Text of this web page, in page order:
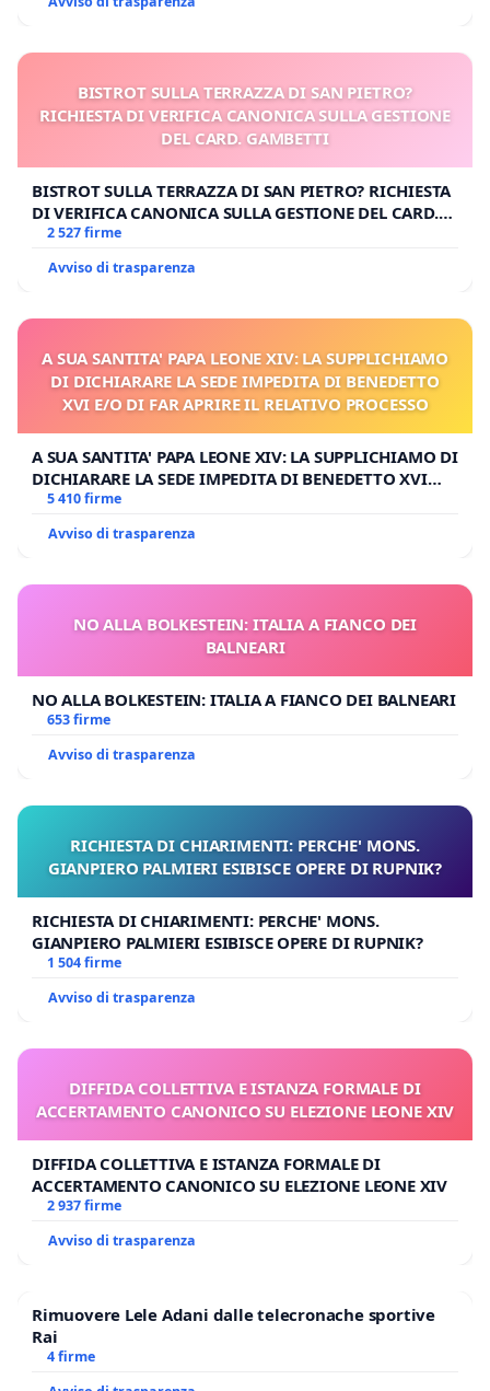
BISTROT SULLA TERRAZZA DI SAN PIETRO?
RICHIESTA DI VERIFICA CANONICA SULLA GESTIONE
DEL CARD. GAMBETTI
BISTROT SULLA TERRAZZA DI SAN PIETRO? RICHIESTA
DI VERIFICA CANONICA SULLA GESTIONE DEL CARD.
GAMBETTI
2 527 firme
Avviso di trasparenza
A SUA SANTITA' PAPA LEONE XIV: LA SUPPLICHIAMO
DI DICHIARARE LA SEDE IMPEDITA DI BENEDETTO
XVI E/O DI FAR APRIRE IL RELATIVO PROCESSO
A SUA SANTITA' PAPA LEONE XIV: LA SUPPLICHIAMO DI
DICHIARARE LA SEDE IMPEDITA DI BENEDETTO XVI
E/O DI FAR APRIRE IL RELATIVO PROCESSO
5 410 firme
Avviso di trasparenza
NO ALLA BOLKESTEIN: ITALIA A FIANCO DEI
BALNEARI
NO ALLA BOLKESTEIN: ITALIA A FIANCO DEI BALNEARI
653 firme
Avviso di trasparenza
RICHIESTA DI CHIARIMENTI: PERCHE' MONS.
GIANPIERO PALMIERI ESIBISCE OPERE DI RUPNIK?
RICHIESTA DI CHIARIMENTI: PERCHE' MONS.
GIANPIERO PALMIERI ESIBISCE OPERE DI RUPNIK?
1 504 firme
Avviso di trasparenza
DIFFIDA COLLETTIVA E ISTANZA FORMALE DI
ACCERTAMENTO CANONICO SU ELEZIONE LEONE XIV
DIFFIDA COLLETTIVA E ISTANZA FORMALE DI
ACCERTAMENTO CANONICO SU ELEZIONE LEONE XIV
2 937 firme
Avviso di trasparenza
Rimuovere Lele Adani dalle telecronache sportive
Rai
4 firme